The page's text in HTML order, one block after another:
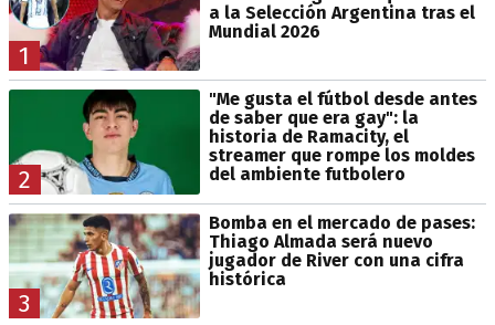
1
a la Selección Argentina tras el
Mundial 2026
2
"Me gusta el fútbol desde antes
de saber que era gay": la
historia de Ramacity, el
streamer que rompe los moldes
del ambiente futbolero
3
Bomba en el mercado de pases:
Thiago Almada será nuevo
jugador de River con una cifra
histórica